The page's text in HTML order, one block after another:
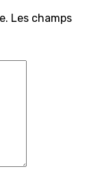
Les champs